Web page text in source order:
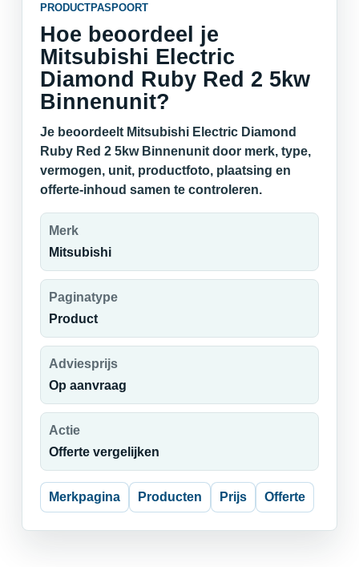
PRODUCTPASPOORT
Hoe beoordeel je
Mitsubishi Electric
Diamond Ruby Red 2 5kw
Binnenunit?
Je beoordeelt Mitsubishi Electric Diamond
Ruby Red 2 5kw Binnenunit door merk, type,
vermogen, unit, productfoto, plaatsing en
offerte-inhoud samen te controleren.
Merk
Mitsubishi
Paginatype
Product
Adviesprijs
Op aanvraag
Actie
Offerte vergelijken
Merkpagina Producten Prijs Offerte